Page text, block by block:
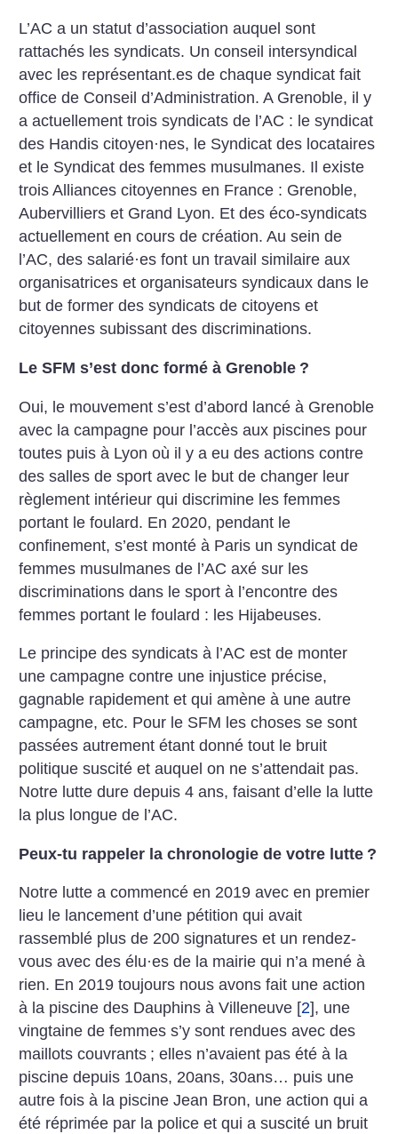
L’AC a un statut d’association auquel sont
rattachés les syndicats. Un conseil intersyndical
avec les représentant.es de chaque syndicat fait
office de Conseil d’Administration. A Grenoble, il y
a actuellement trois syndicats de l’AC : le syndicat
des Handis citoyen·nes, le Syndicat des locataires
et le Syndicat des femmes musulmanes. Il existe
trois Alliances citoyennes en France : Grenoble,
Aubervilliers et Grand Lyon. Et des éco-syndicats
actuellement en cours de création. Au sein de
l’AC, des salarié·es font un travail similaire aux
organisatrices et organisateurs syndicaux dans le
but de former des syndicats de citoyens et
citoyennes subissant des discriminations.
Le SFM s’est donc formé à Grenoble ?
Oui, le mouvement s’est d’abord lancé à Grenoble
avec la campagne pour l’accès aux piscines pour
toutes puis à Lyon où il y a eu des actions contre
des salles de sport avec le but de changer leur
règlement intérieur qui discrimine les femmes
portant le foulard. En 2020, pendant le
confinement, s’est monté à Paris un syndicat de
femmes musulmanes de l’AC axé sur les
discriminations dans le sport à l’encontre des
femmes portant le foulard : les Hijabeuses.
Le principe des syndicats à l’AC est de monter
une campagne contre une injustice précise,
gagnable rapidement et qui amène à une autre
campagne, etc. Pour le SFM les choses se sont
passées autrement étant donné tout le bruit
politique suscité et auquel on ne s’attendait pas.
Notre lutte dure depuis 4 ans, faisant d’elle la lutte
la plus longue de l’AC.
Peux-tu rappeler la chronologie de votre lutte ?
Notre lutte a commencé en 2019 avec en premier
lieu le lancement d’une pétition qui avait
rassemblé plus de 200 signatures et un rendez-
vous avec des élu·es de la mairie qui n’a mené à
rien. En 2019 toujours nous avons fait une action
à la piscine des Dauphins à Villeneuve [2], une
vingtaine de femmes s’y sont rendues avec des
maillots couvrants ; elles n’avaient pas été à la
piscine depuis 10ans, 20ans, 30ans… puis une
autre fois à la piscine Jean Bron, une action qui a
été réprimée par la police et qui a suscité un bruit